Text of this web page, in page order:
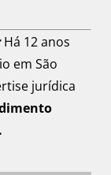
Há 12 anos
em São
jurídica